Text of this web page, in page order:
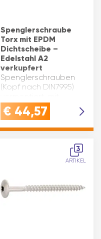
Spenglerschraube
Torx mit EPDM
Dichtscheibe –
Edelstahl A2
verkupfert
Spenglerschrauben
(Kopf nach DIN7995)
witterungsbeständiger
aufvulkanisierter
Kunststoffmaterialien
od…
€ 44,57
3
ARTIKEL